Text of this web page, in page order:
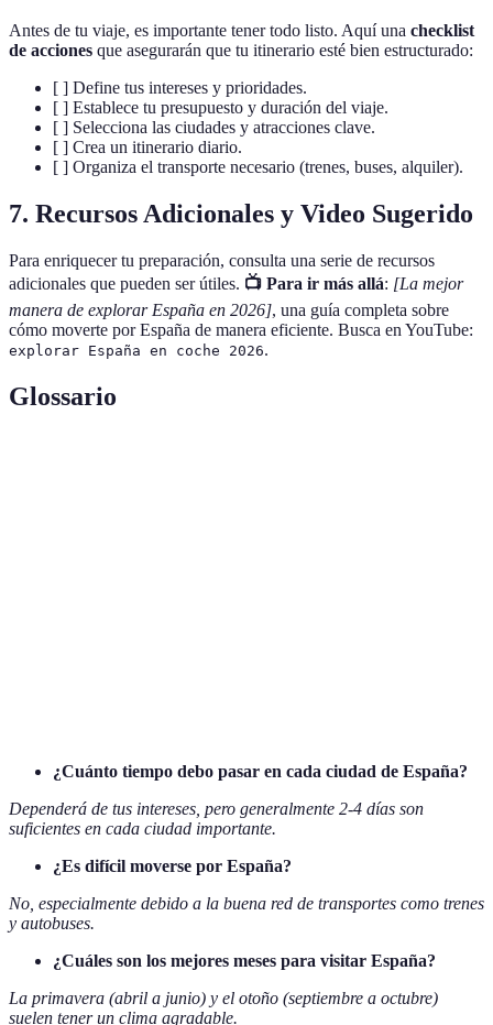
Antes de tu viaje, es importante tener todo listo. Aquí una checklist
de acciones que asegurarán que tu itinerario esté bien estructurado:
[ ] Define tus intereses y prioridades.
[ ] Establece tu presupuesto y duración del viaje.
[ ] Selecciona las ciudades y atracciones clave.
[ ] Crea un itinerario diario.
[ ] Organiza el transporte necesario (trenes, buses, alquiler).
7. Recursos Adicionales y Video Sugerido
Para enriquecer tu preparación, consulta una serie de recursos
adicionales que pueden ser útiles. 📺 Para ir más allá: [La mejor
manera de explorar España en 2026], una guía completa sobre
cómo moverte por España de manera eficiente. Busca en YouTube:
explorar España en coche 2026.
Glossario
¿Cuánto tiempo debo pasar en cada ciudad de España?
Dependerá de tus intereses, pero generalmente 2-4 días son
suficientes en cada ciudad importante.
¿Es difícil moverse por España?
No, especialmente debido a la buena red de transportes como trenes
y autobuses.
¿Cuáles son los mejores meses para visitar España?
La primavera (abril a junio) y el otoño (septiembre a octubre)
suelen tener un clima agradable.